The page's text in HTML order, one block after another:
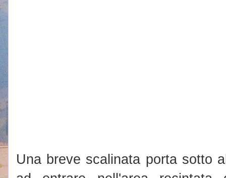
Una breve scalinata porta sotto